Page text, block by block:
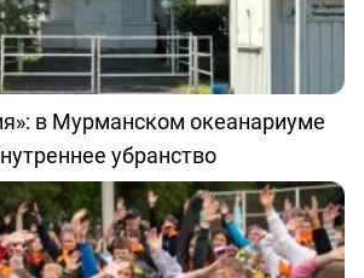
в Мурманском океанариуме
убранство